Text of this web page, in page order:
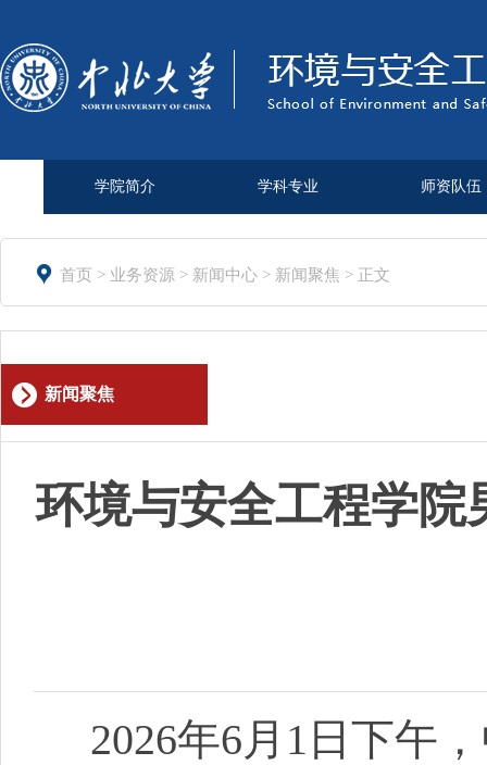
学院简介 学科专业 师资队伍
 首页 > 业务资源 > 新闻中心 > 新闻聚焦 > 正文
新闻聚焦
环境与安全工程学院
2026年6月1日下午